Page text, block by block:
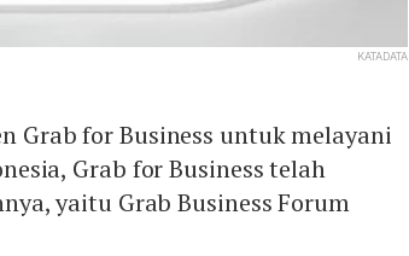
KATADATA
Grab for Business untuk melayani
Grab for Business telah
yaitu Grab Business Forum